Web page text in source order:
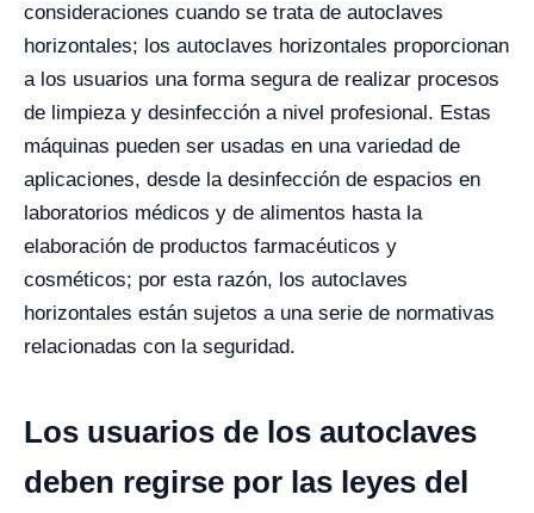
consideraciones cuando se trata de autoclaves
horizontales; los autoclaves horizontales proporcionan
a los usuarios una forma segura de realizar procesos
de limpieza y desinfección a nivel profesional. Estas
máquinas pueden ser usadas en una variedad de
aplicaciones, desde la desinfección de espacios en
laboratorios médicos y de alimentos hasta la
elaboración de productos farmacéuticos y
cosméticos; por esta razón, los autoclaves
horizontales están sujetos a una serie de normativas
relacionadas con la seguridad.
Los usuarios de los autoclaves
deben regirse por las leyes del